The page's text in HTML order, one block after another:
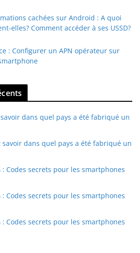
cachées sur Android : A quoi
elles? Comment accéder à ses USSD?
: Configurer un APN opérateur sur
dans quel pays a été fabriqué un
savoir dans quel pays a été fabriqué un
: Codes secrets pour les smartphones
: Codes secrets pour les smartphones
: Codes secrets pour les smartphones